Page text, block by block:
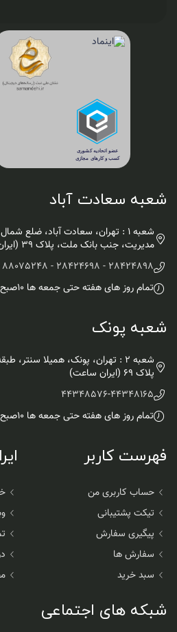
شعبه سعادت آباد
شعبه 1 : تهران، سعادت آباد، ضلع
مدیریت، جنب بانک ملت، پلاک ۳۹ (ایران ساعت)
28424898 - 28424698 - 88075248 - 88094406
تمام روز های هفته حتی جمعه ها ۱۰صبح الی ۱۹ شب
شعبه پونک
شعبه 2 : تهران، پونک، همیلا
پلاک 69 (ایران ساعت)
44348165
-
44348576
تمام روز های هفته حتی جمعه ها ۱۰صبح الی۲۲ شب
فهرست کاربر
حساب کاربری من
تیکت پشتیبانی
پیگیری سفارش
سفارش ها
سبد خرید
شبکه های اجتماعی